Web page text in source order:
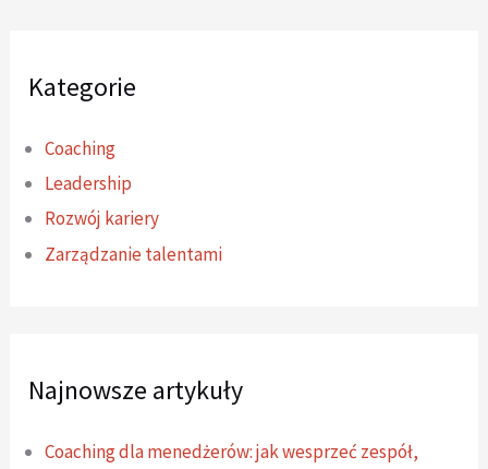
Kategorie
Coaching
Leadership
Rozwój kariery
Zarządzanie talentami
Najnowsze artykuły
Coaching dla menedżerów: jak wesprzeć zespół,